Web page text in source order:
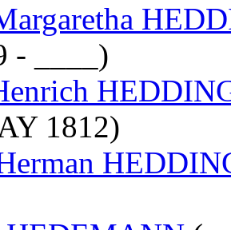
- ____)
1812)